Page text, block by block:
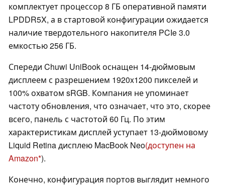
комплектует процессор 8 ГБ оперативной памяти
LPDDR5X, а в стартовой конфигурации ожидается
наличие твердотельного накопителя PCIe 3.0
емкостью 256 ГБ.
Спереди Chuwi UniBook оснащен 14-дюймовым
дисплеем с разрешением 1920x1200 пикселей и
100% охватом sRGB. Компания не упоминает
частоту обновления, что означает, что это, скорее
всего, панель с частотой 60 Гц. По этим
характеристикам дисплей уступает 13-дюймовому
Liquid Retina дисплею MacBook Neo(доступен на
Amazon ).
Конечно, конфигурация портов выглядит немного